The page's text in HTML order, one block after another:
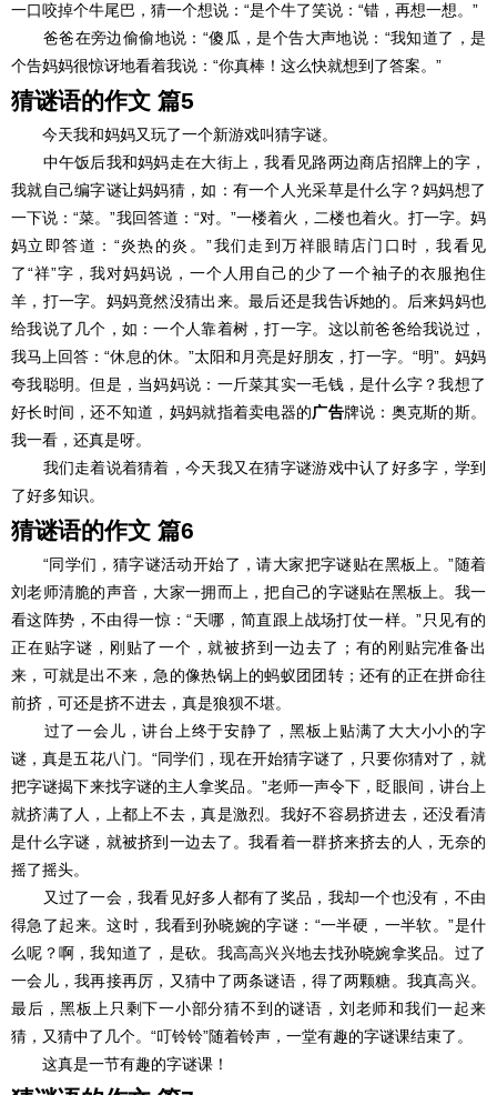
一口咬掉个牛尾巴，猜一个想说：“是个牛了笑说：“错，再想一想。”
爸爸在旁边偷偷地说：“傻瓜，是个告大声地说：“我知道了，是
个告妈妈很惊讶地看着我说：“你真棒！这么快就想到了答案。”
猜谜语的作文 篇5
今天我和妈妈又玩了一个新游戏叫猜字谜。
中午饭后我和妈妈走在大街上，我看见路两边商店招牌上的字，
我就自己编字谜让妈妈猜，如：有一个人光采草是什么字？妈妈想了
一下说：“菜。”我回答道：“对。”一楼着火，二楼也着火。打一字。妈
妈立即答道：“炎热的炎。”我们走到万祥眼睛店门口时，我看见
了“祥”字，我对妈妈说，一个人用自己的少了一个袖子的衣服抱住
羊，打一字。妈妈竟然没猜出来。最后还是我告诉她的。后来妈妈也
给我说了几个，如：一个人靠着树，打一字。这以前爸爸给我说过，
我马上回答：“休息的休。”太阳和月亮是好朋友，打一字。“明”。妈妈
夸我聪明。但是，当妈妈说：一斤菜其实一毛钱，是什么字？我想了
好长时间，还不知道，妈妈就指着卖电器的广告牌说：奥克斯的斯。
我一看，还真是呀。
我们走着说着猜着，今天我又在猜字谜游戏中认了好多字，学到
了好多知识。
猜谜语的作文 篇6
“同学们，猜字谜活动开始了，请大家把字谜贴在黑板上。”随着
刘老师清脆的声音，大家一拥而上，把自己的字谜贴在黑板上。我一
看这阵势，不由得一惊：“天哪，简直跟上战场打仗一样。”只见有的
正在贴字谜，刚贴了一个，就被挤到一边去了；有的刚贴完准备出
来，可就是出不来，急的像热锅上的蚂蚁团团转；还有的正在拼命往
前挤，可还是挤不进去，真是狼狈不堪。
过了一会儿，讲台上终于安静了，黑板上贴满了大大小小的字
谜，真是五花八门。“同学们，现在开始猜字谜了，只要你猜对了，就
把字谜揭下来找字谜的主人拿奖品。”老师一声令下，眨眼间，讲台上
就挤满了人，上都上不去，真是激烈。我好不容易挤进去，还没看清
是什么字谜，就被挤到一边去了。我看着一群挤来挤去的人，无奈的
摇了摇头。
又过了一会，我看见好多人都有了奖品，我却一个也没有，不由
得急了起来。这时，我看到孙晓婉的字谜：“一半硬，一半软。”是什
么呢？啊，我知道了，是砍。我高高兴兴地去找孙晓婉拿奖品。过了
一会儿，我再接再厉，又猜中了两条谜语，得了两颗糖。我真高兴。
最后，黑板上只剩下一小部分猜不到的谜语，刘老师和我们一起来
猜，又猜中了几个。“叮铃铃”随着铃声，一堂有趣的字谜课结束了。
这真是一节有趣的字谜课！